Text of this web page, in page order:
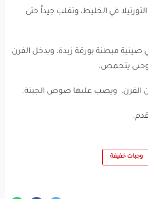
في الخليط، وتقلب جيداً حتى
صينية مبطنة بورقة زبدة، ويدخل الفرن
من الفرن، ويصب عليها صوص الجبنة.
وجبات خفيفة